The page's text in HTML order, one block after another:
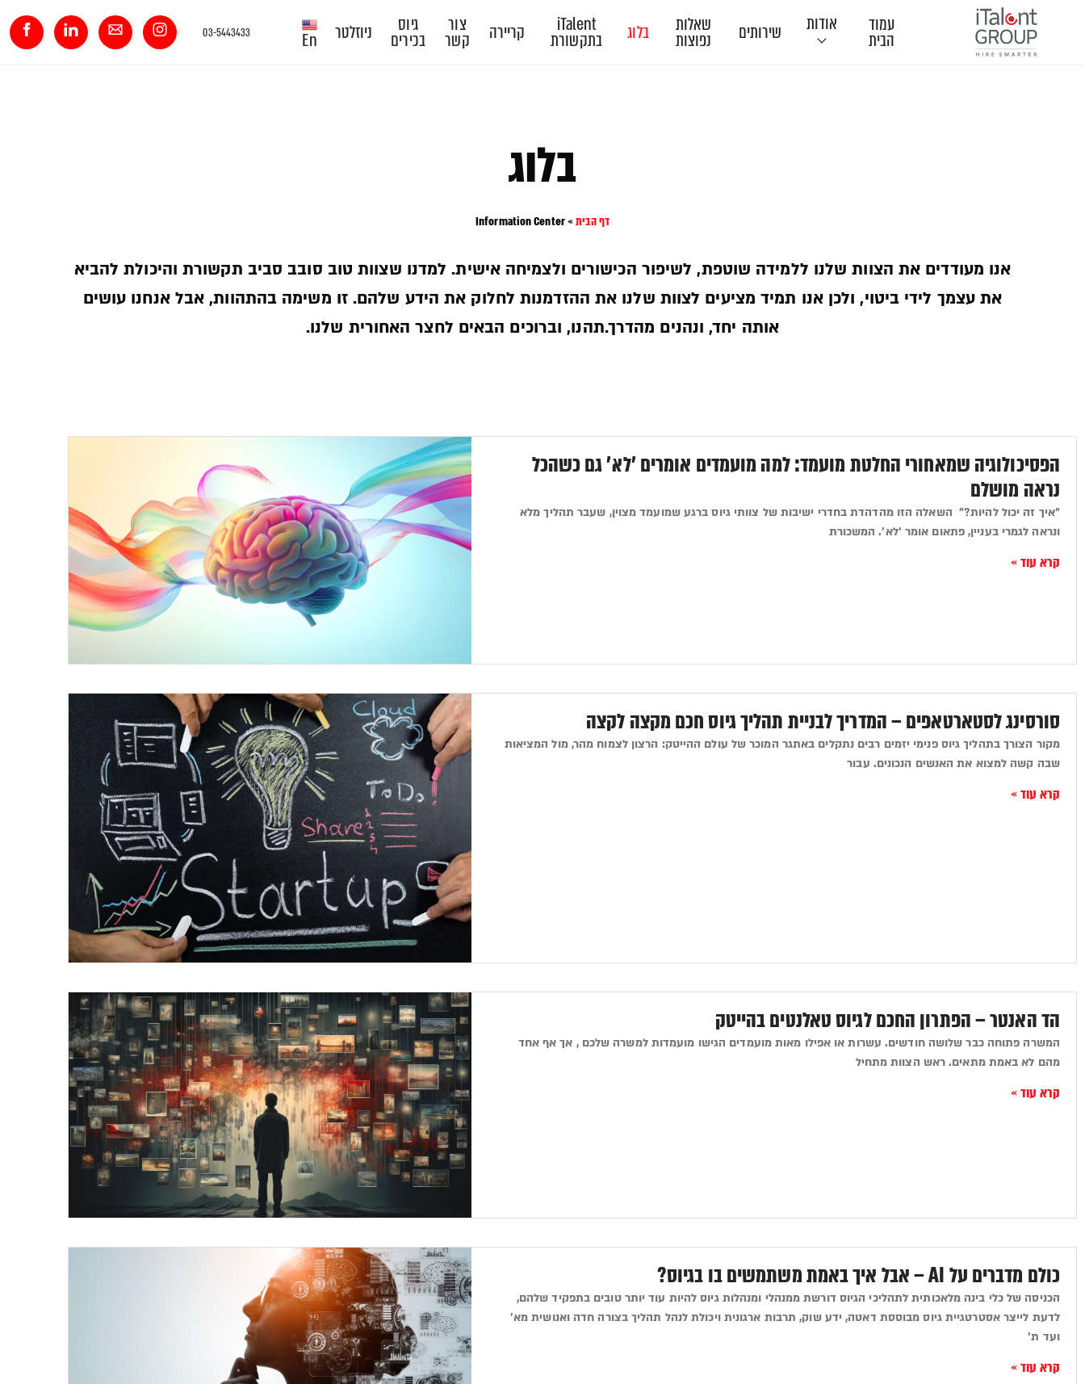
עמוד
הבית
אודות שירותים שאלות
נפוצות בלוג iTalent
בתקשורת קריירה צור
קשר
גיוס
בכירים ניוזלטר En
03-5443433
בלוג
דף הבית»
Information Center
אנו מעודדים את הצוות שלנו ללמידה שוטפת, לשיפור הכישורים ולצמיחה אישית. למדנו שצוות טוב סובב סביב תקשורת והיכולת להביא
את עצמך לידי ביטוי, ולכן אנו תמיד מציעים לצוות שלנו את ההזדמנות לחלוק את הידע שלהם. זו משימה בהתהוות, אבל אנחנו עושים
אותה יחד, ונהנים מהדרך.תהנו, וברוכים הבאים לחצר האחורית שלנו.­
הפסיכולוגיה שמאחורי החלטת מועמד: למה מועמדים אומרים 'לא' גם כשהכל
נראה מושלם
"איך זה יכול להיות?" השאלה הזו מהדהדת בחדרי ישיבות של צוותי גיוס ברגע שמועמד מצוין, שעבר תהליך מלא
ונראה לגמרי בעניין, פתאום אומר 'לא'. המשכורת
קרא עוד »
סורסינג לסטארטאפים – המדריך לבניית תהליך גיוס חכם מקצה לקצה
מקור הצורך בתהליך גיוס פנימי יזמים רבים נתקלים באתגר המוכר של עולם ההייטק: הרצון לצמוח מהר, מול המציאות
שבה קשה למצוא את האנשים הנכונים. עבור
קרא עוד »
הד האנטר – הפתרון החכם לגיוס טאלנטים בהייטק
המשרה פתוחה כבר שלושה חודשים. עשרות או אפילו מאות מועמדים הגישו מועמדות למשרה שלכם , אך אף אחד
מהם לא באמת מתאים. ראש הצוות מתחיל
קרא עוד »
כולם מדברים על AI – אבל איך באמת משתמשים בו בגיוס?
הכניסה של כלי בינה מלאכותית לתהליכי הגיוס דורשת ממנהלי ומנהלות גיוס להיות עוד יותר טובים בתפקיד שלהם,
לדעת לייצר אסטרטגיית גיוס מבוססת דאטה, ידע שוק, תרבות ארגונית ויכולת לנהל תהליך בצורה חדה ואנושית מא'
ועד ת'
קרא עוד »